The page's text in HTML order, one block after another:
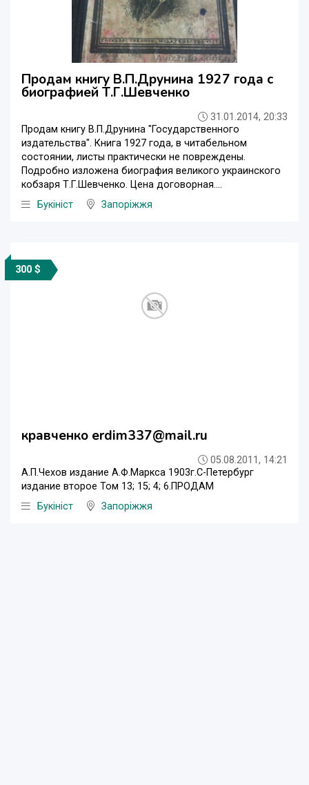
Продам книгу В.П.Друнина 1927 года с
биографией Т.Г.Шевченко
31.01.2014, 20:33
Продам книгу В.П.Друнина "Государственного
издательства". Книга 1927 года, в читабельном
состоянии, листы практически не повреждены.
Подробно изложена биография великого украинского
кобзаря Т.Г.Шевченко. Цена договорная....
Букініст
Запоріжжя
300 $
кравченко erdim337@mail.ru
05.08.2011, 14:21
А.П.Чехов издание А.Ф.Маркса 1903г.С-Петербург
издание второе Том 13; 15; 4; 6.ПРОДАМ
Букініст
Запоріжжя